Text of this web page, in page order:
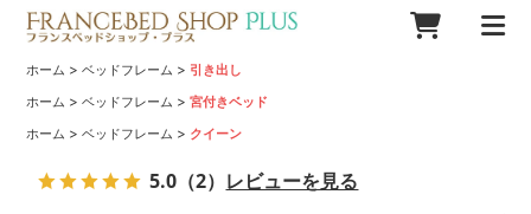
ホーム >ベッドフレーム > 引き出し
ホーム >ベッドフレーム >宮付きベッド
ホーム >ベッドフレーム > クイーン
5.0 （2） レビューを見る